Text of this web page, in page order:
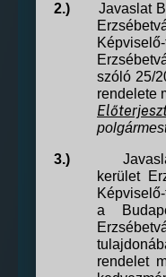
2.)
Javaslat
szóló 25/
rendelete
3.)
kerület
a
rendelet